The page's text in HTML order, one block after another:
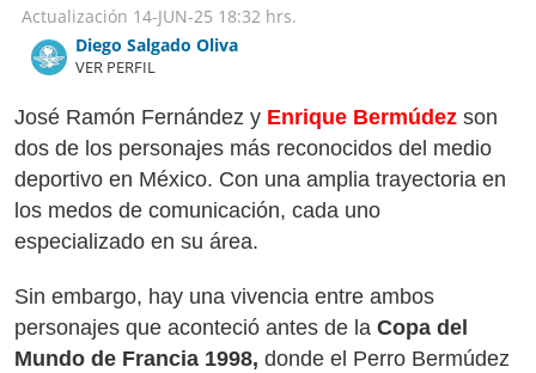
Actualización 14-JUN-25 18:32 hrs.
Diego Salgado Oliva
VER PERFIL
José Ramón Fernández y Enrique Bermúdez son
dos de los personajes más reconocidos del medio
deportivo en México. Con una amplia trayectoria en
los medos de comunicación, cada uno
especializado en su área.
Sin embargo, hay una vivencia entre ambos
personajes que aconteció antes de la Copa del
Mundo de Francia 1998, donde el Perro Bermúdez